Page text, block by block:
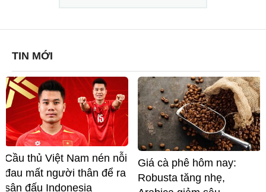
TIN MỚI
Cầu thủ Việt Nam nén nỗi
đau mất người thân để ra
sân đấu Indonesia
Giá cà phê hôm nay:
Robusta tăng nhẹ,